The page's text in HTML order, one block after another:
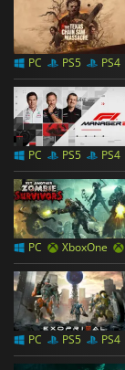
PC PS5 PS4
PC PS5 PS4
PC XboxOne
PC PS5 PS4